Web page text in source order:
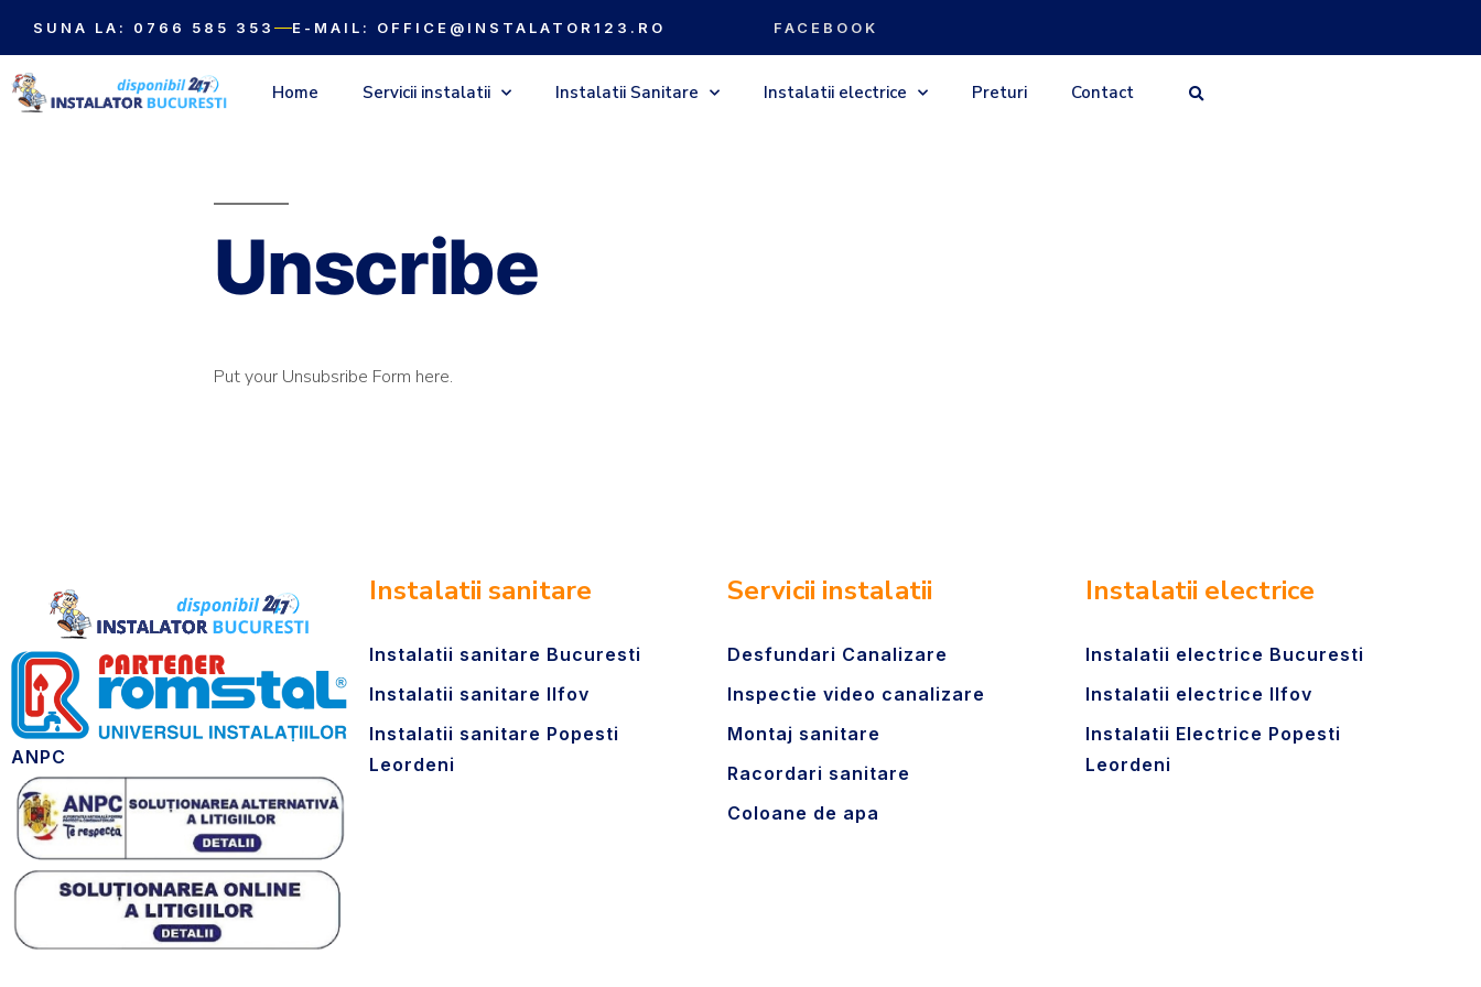
SUNA LA: 0766 585 353 E-MAIL: OFFICE@INSTALATOR123.RO FACEBOOK
Home Servicii instalatii Instalatii Sanitare Instalatii electrice Preturi Contact
Unscribe
Put your Unsubsribe Form here.
ANPC
Instalatii sanitare
Instalatii sanitare Bucuresti
Instalatii sanitare Ilfov
Instalatii sanitare Popesti
Leordeni
Servicii instalatii
Desfundari Canalizare
Inspectie video canalizare
Montaj sanitare
Racordari sanitare
Coloane de apa
Instalatii electrice
Instalatii electrice Bucuresti
Instalatii electrice Ilfov
Instalatii Electrice Popesti
Leordeni